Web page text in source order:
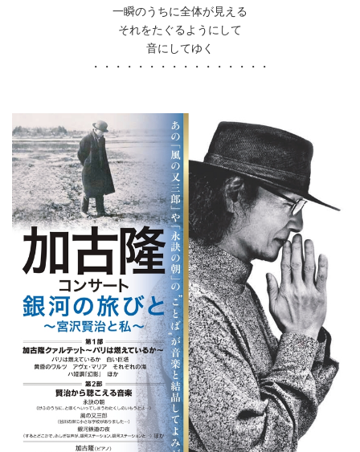
一瞬のうちに全体が見える
それをたぐるようにして
音にしてゆく
・・・・・・・・・・・・・・・・